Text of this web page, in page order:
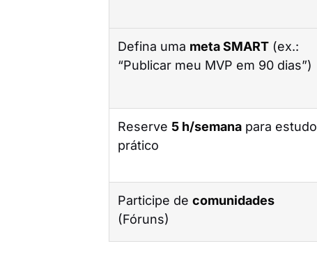
Defina uma meta SMART (ex.:
“Publicar meu MVP em 90 dias”)
Reserve 5 h/semana para estudo
prático
Participe decomunidades
(Fóruns)